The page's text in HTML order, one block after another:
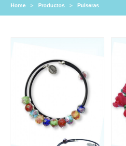
Home > Productos > Pulseras